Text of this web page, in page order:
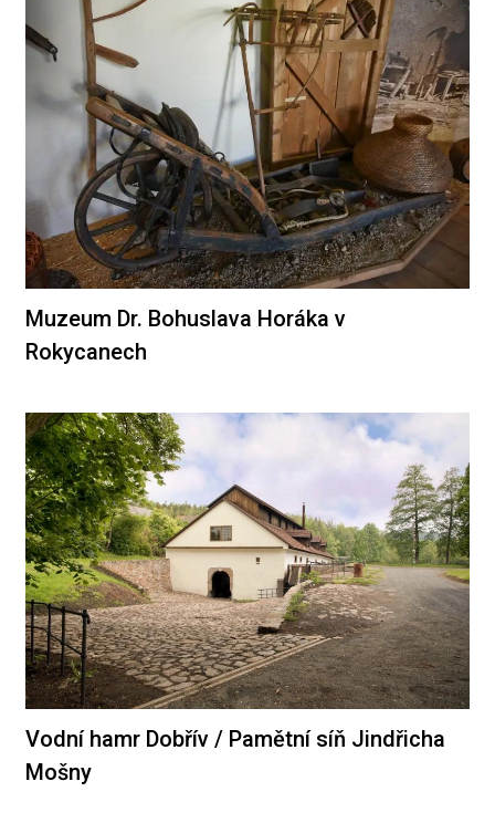
Muzeum Dr. Bohuslava Horáka v
Rokycanech
Vodní hamr Dobřív / Pamětní síň Jindřicha
Mošny